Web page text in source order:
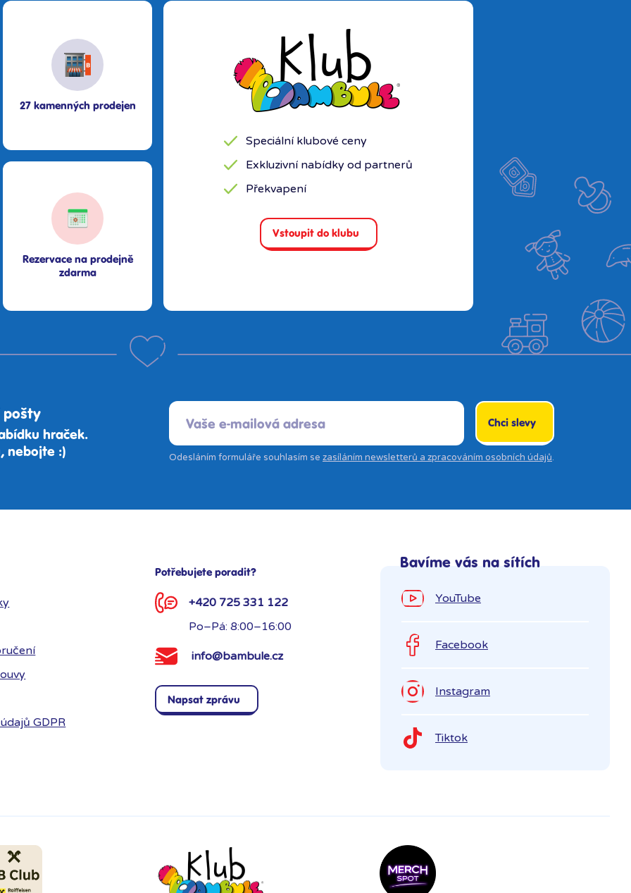
27 kamenných prodejen
Rezervace na prodejně
zdarma
Speciální klubové ceny
Exkluzivní nabídky od partnerů
Překvapení
Vstoupit do klubu
pošty
hraček.
nebojte :)
Chci slevy
Odesláním formuláře souhlasím se zasíláním newsletterů a zpracováním osobních údajů.
GDPR
Potřebujete poradit?
+420 725 331 122
Po–Pá: 8:00–16:00
info@bambule.cz
Napsat zprávu
Bavíme vás na sítích
YouTube
Facebook
Instagram
Tiktok